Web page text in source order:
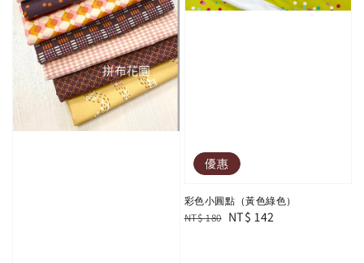
優惠
彩色小圓點（黃色綠色）
Regular
NT$ 180 Sale
NT$ 142